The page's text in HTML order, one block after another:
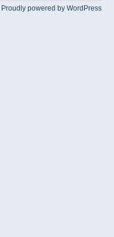
Proudly powered by WordPress